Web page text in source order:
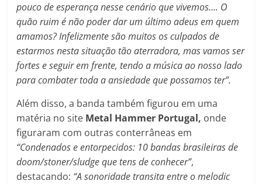
pouco de esperança nesse cenário que vivemos…. O
quão ruim é não poder dar um último adeus em quem
amamos? Infelizmente são muitos os culpados de
estarmos nesta situação tão aterradora, mas vamos ser
fortes e seguir em frente, tendo a música ao nosso lado
para combater toda a ansiedade que possamos ter”.
Além disso, a banda também figurou em uma
matéria no site Metal Hammer Portugal, onde
figuraram com outras conterrâneas em
“Condenados e entorpecidos: 10 bandas brasileiras de
doom/stoner/sludge que tens de conhecer”,
destacando: “A sonoridade transita entre o melodic